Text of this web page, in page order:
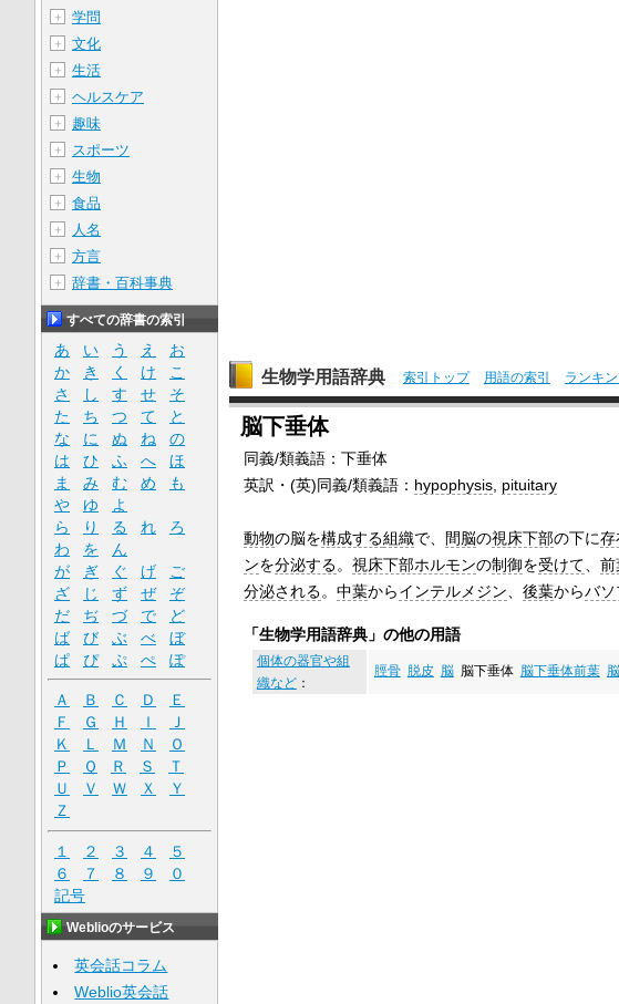
生物学用語辞典 索引トップ 用語の索引 ランキ
脳下垂体
同義/類義語：下垂体
英訳・(英)同義/類義語： hypophysis, pituitary
動物の脳を構成する組織で、 間脳の視床下部の下に存
ンを分泌する。 視床下部ホルモンの制御を受けて、 前
分泌される。 中葉からインテルメジン、 後葉からバソ
「生物学用語辞典」の他の用語
個体の器官や組
織など：
脛骨 脱皮 脳脳下垂体 脳下垂体前葉
＋ 学問
＋ 文化
＋ 生活
＋ ヘルスケア
＋ 趣味
＋ スポーツ
＋ 生物
＋ 食品
＋ 人名
＋ 方言
＋ 辞書・百科事典
すべての辞書の索引
あ い う え
お
か
き く け
こ
さ
し す せ
そ
た
ち つ て
と
な
に ぬ ね
の
は
ひ ふ へ
ほ
ま
み む め
も
や
ゆ
よ
ら
り る れ
ろ
わ
を
ん
が
ぎ ぐ げ
ご
ざ
じ ず ぜ
ぞ
だ
ぢ づ で
ど
ば
び ぶ べ
ぼ
ぱ
ぴ ぷ ぺ ぽ
Ａ Ｂ Ｃ Ｄ
Ｅ
Ｆ
Ｇ Ｈ Ｉ
Ｊ
Ｋ
Ｌ Ｍ Ｎ
Ｏ
Ｐ
Ｑ Ｒ Ｓ
Ｔ
Ｕ
Ｖ Ｗ Ｘ
Ｙ
Ｚ
１ ２ ３ ４
５
６
７ ８ ９
０
記号
Weblioのサービス
英会話コラム
Weblio英会話